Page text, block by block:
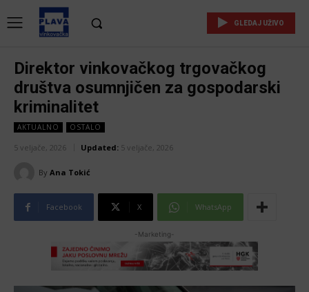
GLEDAJ UŽIVO
Direktor vinkovačkog trgovačkog
društva osumnjičen za gospodarski
kriminalitet
AKTUALNO OSTALO
5 veljače, 2026 Updated: 5 veljače, 2026
By Ana Tokić
Facebook X WhatsApp
-Marketing-